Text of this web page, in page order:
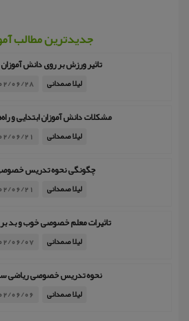
جدیدترین مطالب
تاثیر ورزش بر روی دانش
لیلا صمدانی 06/28
مشکلات دانش آموزان ابتدایی و
لیلا صمدانی 06/21
چگونگی نحوه تدریس
لیلا صمدانی 06/21
تاثیرات معلم خصوصی خوب و بد
لیلا صمدانی 06/07
نحوه تدریس خصوصی ریاضی
لیلا صمدانی 06/06